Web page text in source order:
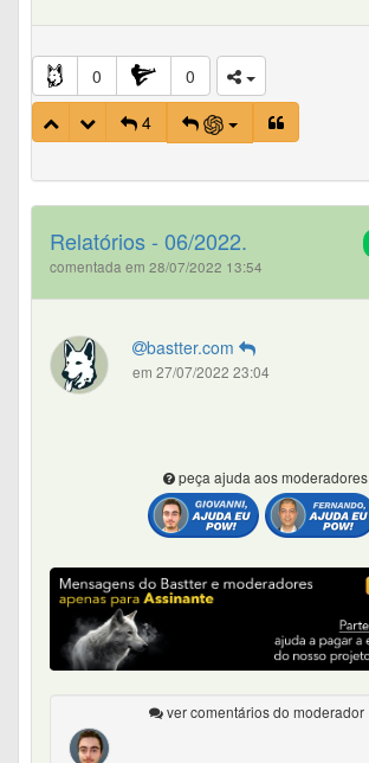
0
0
4
Relatórios - 06/2022.
comentada em 28/07/2022 13:54
bastter.com
em 27/07/2022 23:04
peça ajuda aos moderadores
ver comentários do moderador